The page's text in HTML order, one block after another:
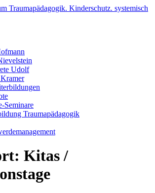
Udolf
Seminare
Traumapädagogik
Kitas /